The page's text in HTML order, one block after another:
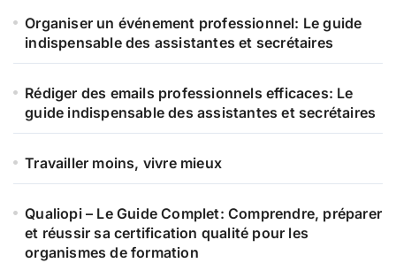
e Organiser un événement professionnel: Le guide
indispensable des assistantes et secrétaires
Rédiger des emails professionnels efficaces: Le
guide indispensable des assistantes et secrétaires
Travailler moins, vivre mieux
Qualiopi – Le Guide Complet: Comprendre, préparer
et réussir sa certification qualité pour les
organismes de formation